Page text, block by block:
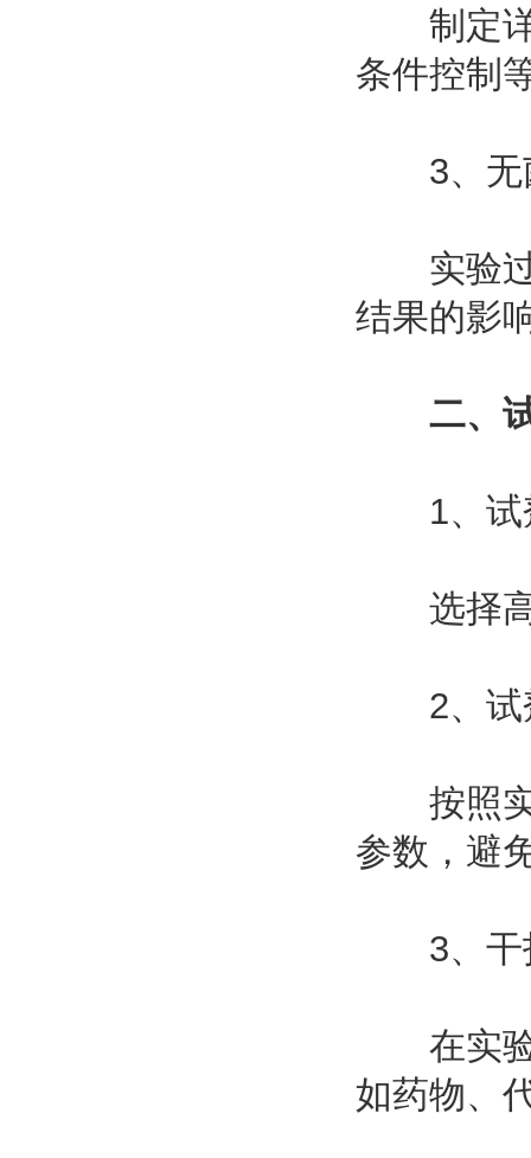
制定详
条件控制
3、无
实验过
结果的影
二、
1、试
选择高
2、试
按照实
参数，避
3、干
在实验
如药物、